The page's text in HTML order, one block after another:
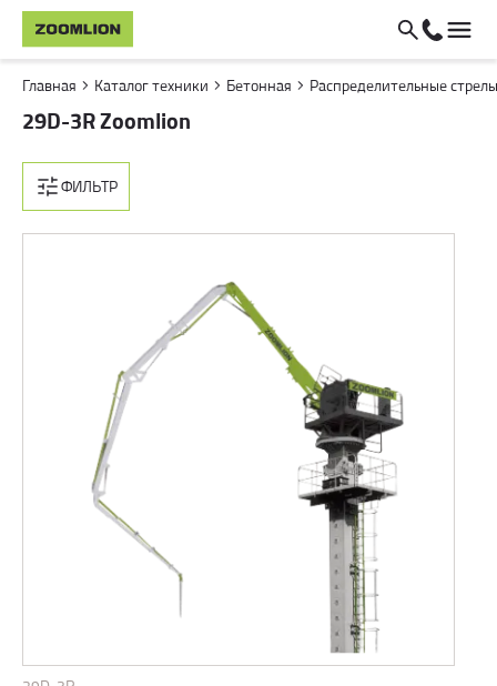
Главная Каталог техники Бетонная Распределительные стрелы
29D-3R Zoomlion
ФИЛЬТР